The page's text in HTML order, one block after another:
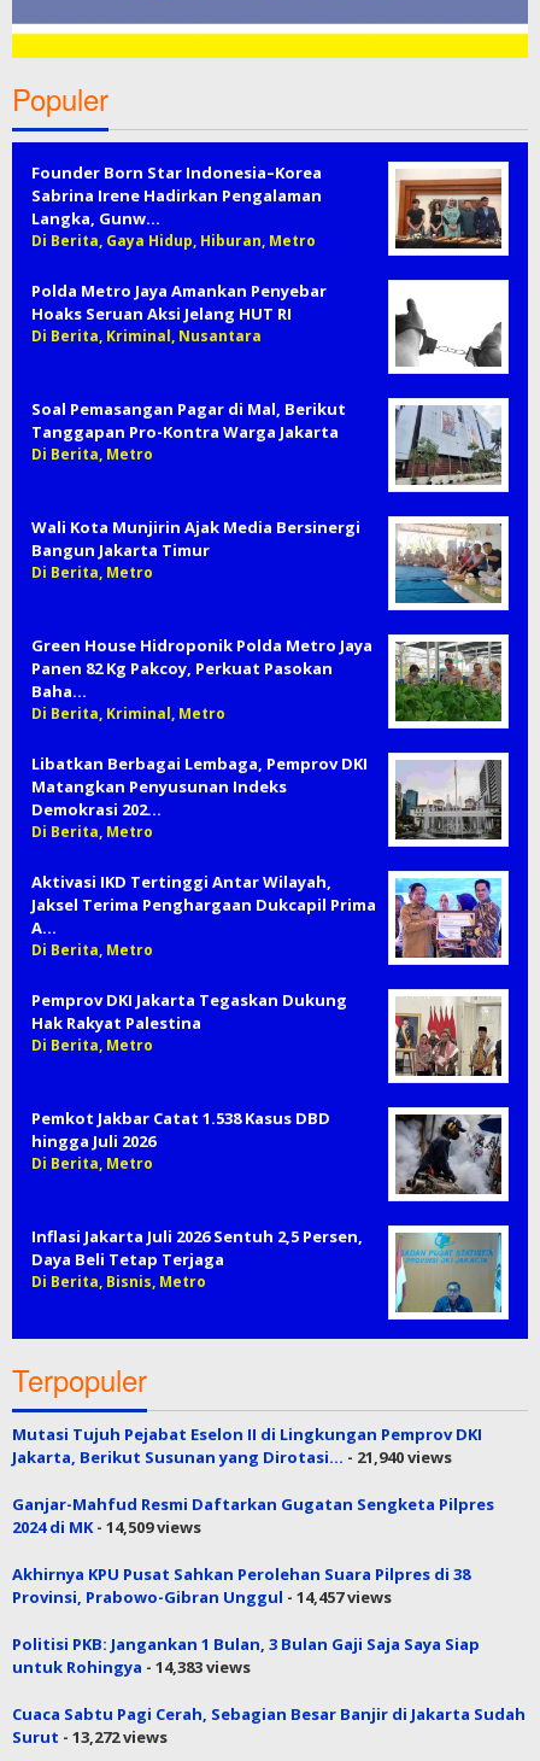
Populer
Founder Born Star Indonesia–Korea
Sabrina Irene Hadirkan Pengalaman
Langka, Gunw…
Di Berita, Gaya Hidup, Hiburan, Metro
Polda Metro Jaya Amankan Penyebar
Hoaks Seruan Aksi Jelang HUT RI
Di Berita, Kriminal, Nusantara
Soal Pemasangan Pagar di Mal, Berikut
Tanggapan Pro-Kontra Warga Jakarta
Di Berita, Metro
Wali Kota Munjirin Ajak Media Bersinergi
Bangun Jakarta Timur
Di Berita, Metro
Green House Hidroponik Polda Metro Jaya
Panen 82 Kg Pakcoy, Perkuat Pasokan
Baha…
Di Berita, Kriminal, Metro
Libatkan Berbagai Lembaga, Pemprov DKI
Matangkan Penyusunan Indeks
Demokrasi 202…
Di Berita, Metro
Aktivasi IKD Tertinggi Antar Wilayah,
Jaksel Terima Penghargaan Dukcapil Prima
A…
Di Berita, Metro
Pemprov DKI Jakarta Tegaskan Dukung
Hak Rakyat Palestina
Di Berita, Metro
Pemkot Jakbar Catat 1.538 Kasus DBD
hingga Juli 2026
Di Berita, Metro
Inflasi Jakarta Juli 2026 Sentuh 2,5 Persen,
Daya Beli Tetap Terjaga
Di Berita, Bisnis, Metro
Terpopuler
Mutasi Tujuh Pejabat Eselon II di Lingkungan Pemprov DKI
Jakarta, Berikut Susunan yang Dirotasi… - 21,940 views
Ganjar-Mahfud Resmi Daftarkan Gugatan Sengketa Pilpres
2024 di MK- 14,509 views
Akhirnya KPU Pusat Sahkan Perolehan Suara Pilpres di 38
Provinsi, Prabowo-Gibran Unggul - 14,457 views
Politisi PKB: Jangankan 1 Bulan, 3 Bulan Gaji Saja Saya Siap
untuk Rohingya - 14,383 views
Cuaca Sabtu Pagi Cerah, Sebagian Besar Banjir di Jakarta Sudah
Surut - 13,272 views